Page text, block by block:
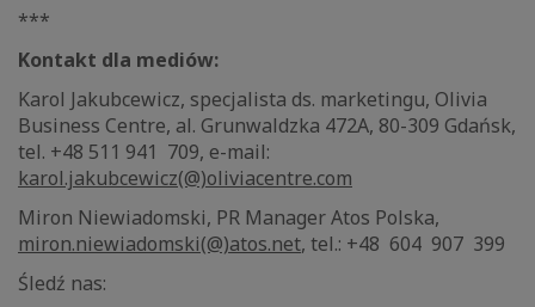
***
Kontakt dla mediów:
Karol Jakubcewicz, specjalista ds. marketingu, Olivia
Business Centre, al. Grunwaldzka 472A, 80-309 Gdańsk,
tel. +48 511 941 709, e-mail:
karol.jakubcewicz(@)oliviacentre.com
Miron Niewiadomski, PR Manager Atos Polska,
miron.niewiadomski(@)atos.net, tel.: +48 604 907 399
Śledź nas: